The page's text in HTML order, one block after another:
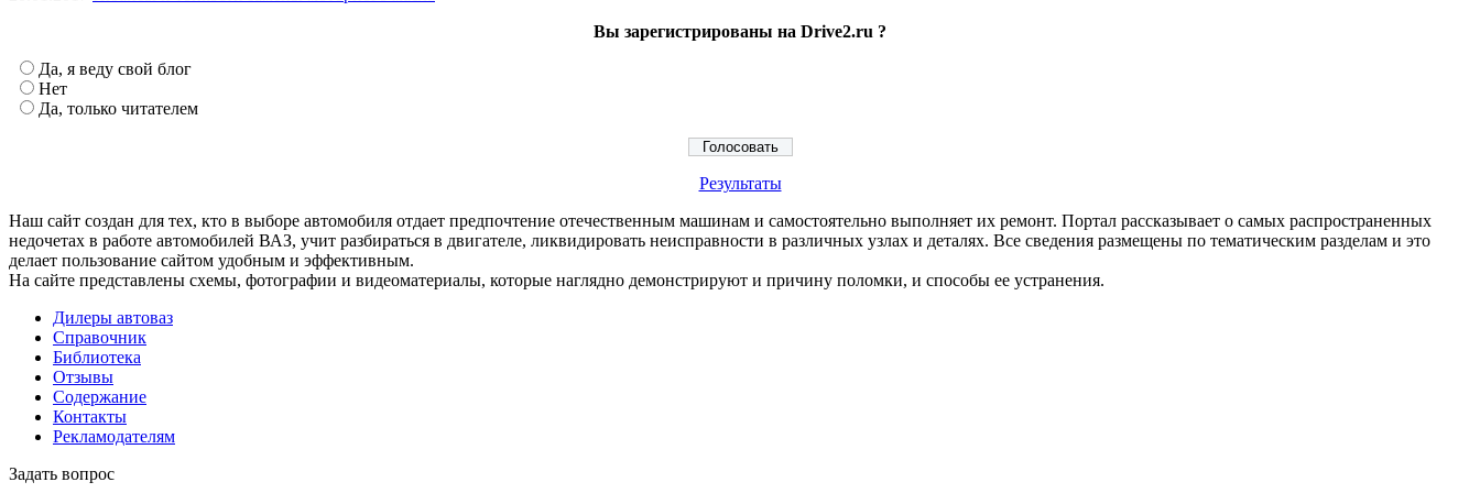
Вы зарегистрированы на Drive2.ru ?
Да, я веду свой блог
Нет
Да, только читателем
Результаты
Наш сайт создан для тех, кто в выборе автомобиля отдает предпочтение отечественным машинам и самостоятельно выполняет их ремонт. Портал рассказывает о самых распространенных
недочетах в работе автомобилей ВАЗ, учит разбираться в двигателе, ликвидировать неисправности в различных узлах и деталях. Все сведения размещены по тематическим разделам и это
делает пользование сайтом удобным и эффективным.
На сайте представлены схемы, фотографии и видеоматериалы, которые наглядно демонстрируют и причину поломки, и способы ее устранения.
Дилеры автоваз
Справочник
Библиотека
Отзывы
Содержание
Контакты
Рекламодателям
Задать вопрос